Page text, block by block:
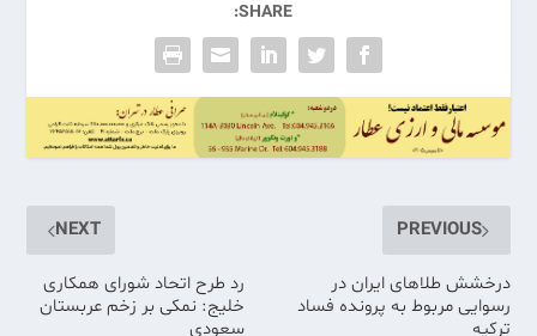
SHARE:
PREVIOUS
درخشش طلاهاى ایران در
رسوایى مربوط به پرونده فساد
ترکیه
NEXT
رد طرح اتحاد شورای همکاری
خلیج: نمکی بر زخم عربستان
سعودی